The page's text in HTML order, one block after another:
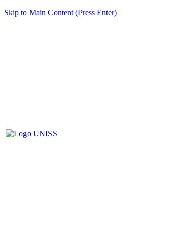
Skip to Main Content (Press Enter)